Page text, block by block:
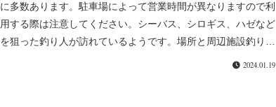
に多数あります。駐車場によって営業時間が異なりますので利
用する際は注意してください。シーバス、シロギス、ハゼなど
を狙った釣り人が訪れているようです。場所と周辺施設釣りポ
2024.01.19